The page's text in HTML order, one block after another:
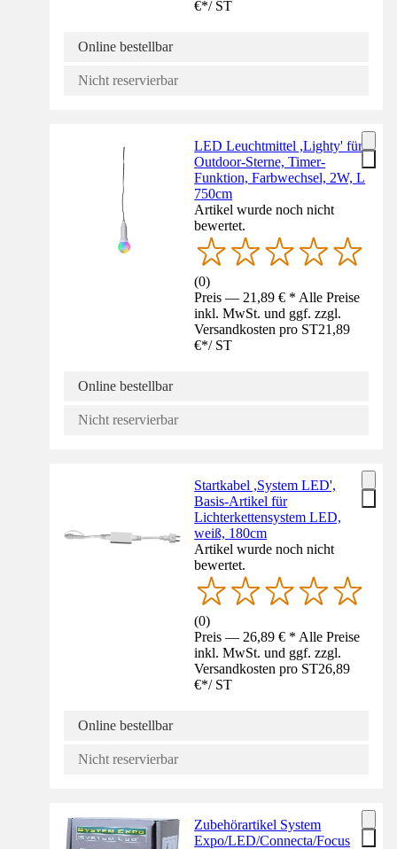
€*/ ST
Online bestellbar
Nicht reservierbar
LED Leuchtmittel ,Lighty' für
Outdoor-Sterne, Timer-
Funktion, Farbwechsel, 2W, L
750cm
Artikel wurde noch nicht
bewertet.
(0)
Preis — 21,89 € * Alle Preise
inkl. MwSt. und ggf. zzgl.
Versandkosten pro ST21,89
€*/ ST
Online bestellbar
Nicht reservierbar
Startkabel ,System LED',
Basis-Artikel für
Lichterkettensystem LED,
weiß, 180cm
Artikel wurde noch nicht
bewertet.
(0)
Preis — 26,89 € * Alle Preise
inkl. MwSt. und ggf. zzgl.
Versandkosten pro ST26,89
€*/ ST
Online bestellbar
Nicht reservierbar
Zubehörartikel System
Expo/LED/Connecta/Focus